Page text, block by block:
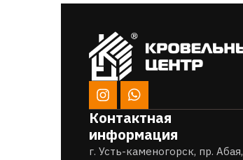
Контактная
информация
г. Усть-каменогорск, пр. Абая,